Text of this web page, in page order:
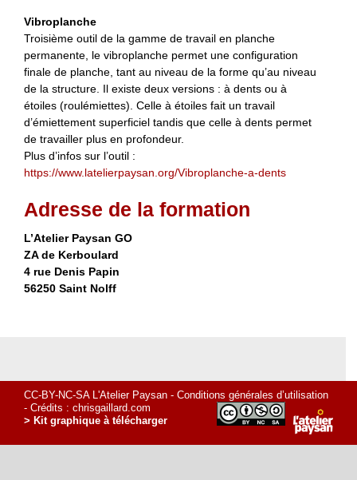
Vibroplanche
Troisième outil de la gamme de travail en planche
permanente, le vibroplanche permet une configuration
finale de planche, tant au niveau de la forme qu’au niveau
de la structure. Il existe deux versions : à dents ou à
étoiles (roulémiettes). Celle à étoiles fait un travail
d’émiettement superficiel tandis que celle à dents permet
de travailler plus en profondeur.
Plus d’infos sur l’outil :
https://www.latelierpaysan.org/Vibroplanche-a-dents
Adresse de la formation
L’Atelier Paysan GO
ZA de Kerboulard
4 rue Denis Papin
56250 Saint Nolff
CC-BY-NC-SA L'Atelier Paysan - Conditions générales d’utilisation
- Crédits : chrisgaillard.com
> Kit graphique à télécharger